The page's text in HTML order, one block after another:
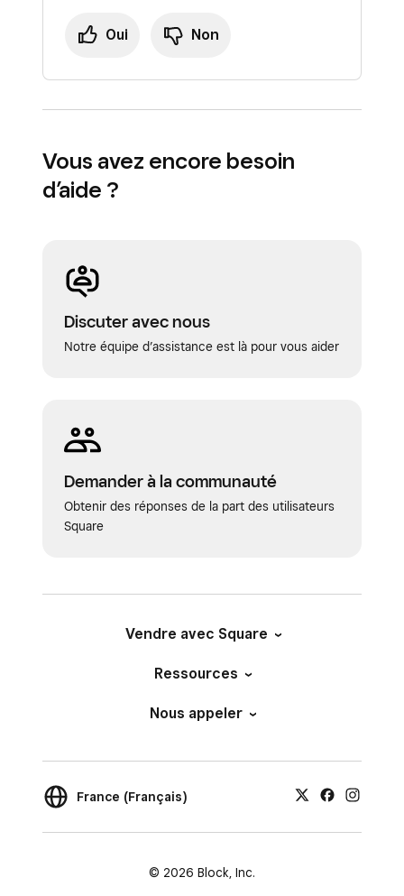
Oui Non
Vous avez encore besoin
d’aide ?
Discuter avec nous
Notre équipe d’assistance est là pour vous aider
Demander à la communauté
Obtenir des réponses de la part des utilisateurs
Square
Vendre avec Square
Ressources
Nous appeler
France (Français)
© 2026 Block, Inc.